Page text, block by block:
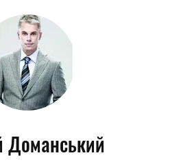
Доманський